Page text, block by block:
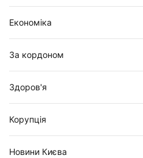
Економіка
За кордоном
Здоров'я
Корупція
Новини Києва